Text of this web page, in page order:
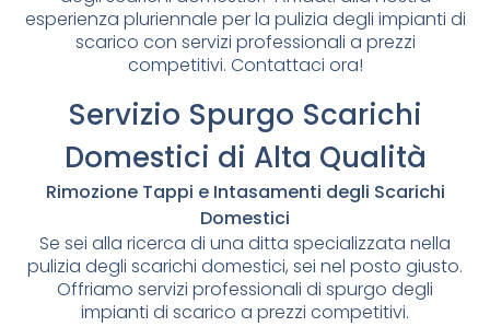
esperienza pluriennale per la pulizia degli impianti di
scarico con servizi professionali a prezzi
competitivi. Contattaci ora!
Servizio Spurgo Scarichi
Domestici di Alta Qualità
Rimozione Tappi e Intasamenti degli Scarichi
Domestici
Se sei alla ricerca di una ditta specializzata nella
pulizia degli scarichi domestici, sei nel posto giusto.
Offriamo servizi professionali di spurgo degli
impianti di scarico a prezzi competitivi.